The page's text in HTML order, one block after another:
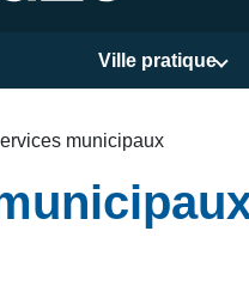
Ville pratique
municipaux